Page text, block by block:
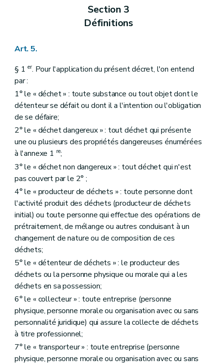
Sous-section 5 Dispositions particulières à l'agrément des activités de regroupement, de prétraitement et de valorisation des boues d'épuration ayant vocation à être valorisées en agriculture
Art. 108
Sous-section 6 Dispositions particulières à l'agrément des activités de gestion des sous-produits animaux
Sous-section 1 Dispositions communes à tous les enregistrements
Art. 113
Art. 114
Art. 115
Art. 117
Sous-section 2 Dispositions particulières à l'enregistrement des activités de collecte, de négoce et de courtage, des activités de transport, des activités de regroupement, de prétraitement, de valorisation et d'élimination, en matière de déchets non dangereux
Art. 118
Sous-section 3 Dispositions particulières à l'enregistrement des activités de prélèvement d'échantillons en matière de déchets
Art. 120
Titre 2 RESPONSABILITE ELARGIE DES PRODUCTEURS DE PRODUITS
Chapitre 1er
Dispositions introductives
Section 1 Objectifs et champ d'application
Art. 121
Art. 122
Section 2 Définitions
Art. 123
Section 3
Art. 124
Art. 125
Art. 126
Section 4 Producteurs de produits et modalités de délégation
Art. 127
Art. 128
Art. 129
Chapitre 2 Obligations principales
Section 1 Obligation de gestion des déchets
Art. 130
Art. 131
Section 3
Définitions
Art. 5.
§ 1 er. Pour l'application du présent décret, l'on entend
par :
1° le « déchet » : toute substance ou tout objet dont le
détenteur se défait ou dont il a l'intention ou l'obligation
de se défaire;
2° le « déchet dangereux » : tout déchet qui présente
une ou plusieurs des propriétés dangereuses énumérées
à l'annexe 1 re;
3° le « déchet non dangereux » : tout déchet qui n'est
pas couvert par le 2° ;
4° le « producteur de déchets » : toute personne dont
l'activité produit des déchets (producteur de déchets
initial) ou toute personne qui effectue des opérations de
prétraitement, de mélange ou autres conduisant à un
changement de nature ou de composition de ces
déchets;
5° le « détenteur de déchets » : le producteur des
déchets ou la personne physique ou morale qui a les
déchets en sa possession;
6° le « collecteur » : toute entreprise (personne
physique, personne morale ou organisation avec ou sans
personnalité juridique) qui assure la collecte de déchets
à titre professionnel;
7° le « transporteur » : toute entreprise (personne
physique, personne morale ou organisation avec ou sans